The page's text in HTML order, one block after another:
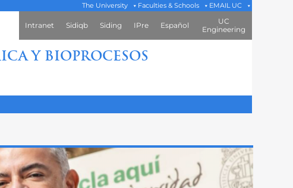
The University Faculties & Schools EMAIL UC
Intranet Sidiqb Siding IPre Español
UC
Engineering
Y BIOPROCESOS